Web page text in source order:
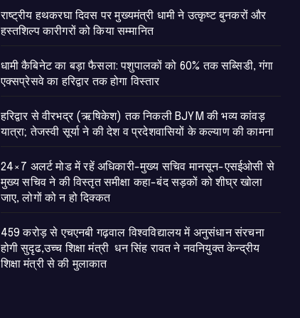
राष्ट्रीय हथकरघा दिवस पर मुख्यमंत्री धामी ने उत्कृष्ट बुनकरों और
हस्तशिल्प कारीगरों को किया सम्मानित
​धामी कैबिनेट का बड़ा फैसला: पशुपालकों को 60% तक सब्सिडी, गंगा
एक्सप्रेसवे का हरिद्वार तक होगा विस्तार
​हरिद्वार से वीरभद्र (ऋषिकेश) तक निकली BJYM की भव्य कांवड़
यात्रा; तेजस्वी सूर्या ने की देश व प्रदेशवासियों के कल्याण की कामना
24×7 अलर्ट मोड में रहें अधिकारी-मुख्य सचिव मानसून-एसईओसी से
मुख्य सचिव ने की विस्तृत समीक्षा कहा-बंद सड़कों को शीघ्र खोला
जाए, लोगों को न हो दिक्कत
459 करोड़ से एचएनबी गढ़वाल विश्वविद्यालय में अनुसंधान संरचना
होगी सुदृढ,उच्च शिक्षा मंत्री धन सिंह रावत ने नवनियुक्त केन्द्रीय
शिक्षा मंत्री से की मुलाकात